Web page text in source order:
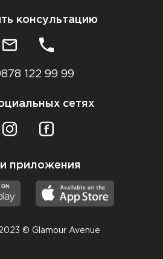
консультацию
122 99 99
сетях
приложения
© Glamour Avenue